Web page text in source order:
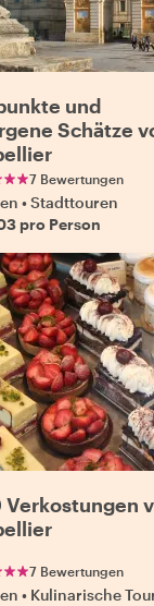
und
Schätze
7 Bewertungen
•Stadttouren
pro Person
Verkostungen
7 Bewertungen
• Kulinarische